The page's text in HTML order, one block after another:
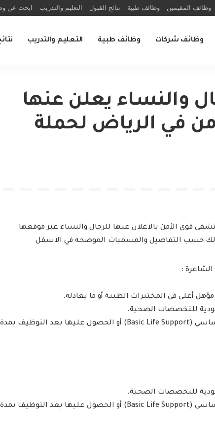
وظائف المقيمين وظائف طبية نتائج القبول التعليم والتدريب ابحث عن
وظائف شركات وظائف طبية التعليم والتدريب
والنساء يعلن عنها
في الرياض لحملة
قوى الأمن بالاعلان عنها للرجال والنساء عبر موقعها
ذلك حسب التفاصيل والمسميات الموضحه في الاسفل
:
أعلى في المختبرات الطبية أو ما يعادله.
للتخصصات الصحية.
– شهادة دعم الحياة الأساسي (Basic Life Support) أو الحصول عليها بعد التوظيف بمدة
للتخصصات الصحية.
– شهادة دعم الحياة الأساسي (Basic Life Support) أو الحصول عليها بعد التوظيف بمدة